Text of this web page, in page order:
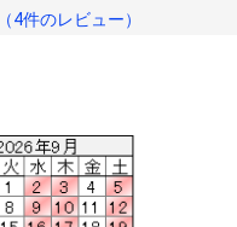
（4件のレビュー）